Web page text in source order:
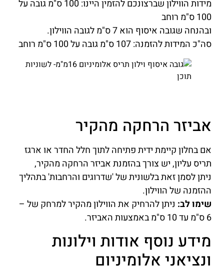
מידות הווילון שברצונכם להזמין היינו: 100 ס"מ גובה על
100 ס"מ רוחב
ובהנחה שגובה איסוף הוא 7 ס"מ לגובה הווילון.
סה"כ המידות להזמנה: 107 ס"מ גובה על 100 ס"מ רוחב
אביזר הרחקה מהקיר
אם בחלון קיימת ידית פתיחה לתוך חלל החדר או ארגז
תריס עליון, יש צורך בהזמנת אביזר הרחקה מהקיר,
ניתן לסמן זאת בלשונית של 'שדרוגים והרחבות' בתהליך
ההזמנה של הווילון.
שימו לב: ניתן להרחיק את הווילון מהקיר למרחק של –
6 ס"מ עד 10 ס"מ באמצעות האביזר.
מידע נוסף אודות וילונות
ונציאני אלומיניום